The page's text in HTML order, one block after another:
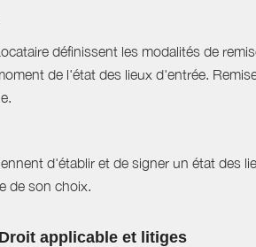
définissent les modalités de
de l'état des lieux d'entrée.
d'établir et de signer un état des
de son choix.
applicable et litiges